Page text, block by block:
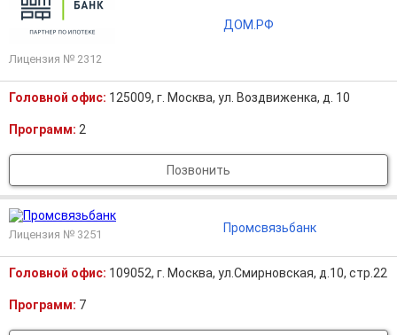
Лицензия № 2312
ДОМ.РФ
Головной офис: 125009, г. Москва, ул. Воздвиженка, д. 10
Программ: 2
Позвонить
Лицензия № 3251 Промсвязьбанк
Головной офис: 109052, г. Москва, ул.Смирновская, д.10, стр.22
Программ: 7